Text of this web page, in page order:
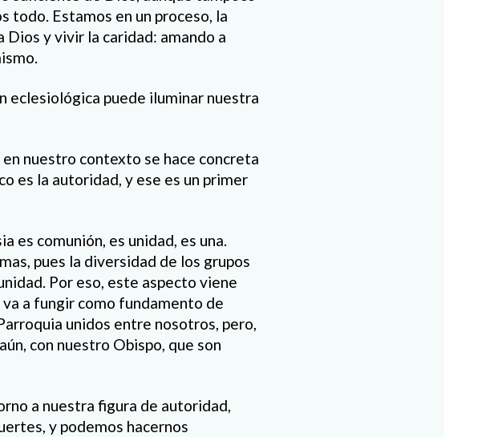
todo. Estamos en un proceso, la
Dios y vivir la caridad: amando a
eclesiológica puede iluminar nuestra
nuestro contexto se hace concreta
es la autoridad, y ese es un primer
es comunión, es unidad, es una.
pues la diversidad de los grupos
Por eso, este aspecto viene
a fungir como fundamento de
unidos entre nosotros, pero,
con nuestro Obispo, que son
a nuestra figura de autoridad,
y podemos hacernos